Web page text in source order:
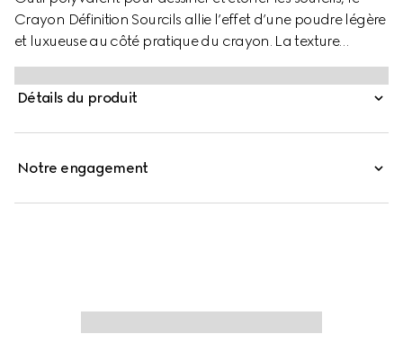
Crayon Définition Sourcils allie l’effet d’une poudre légère
et luxueuse au côté pratique du crayon. La texture
innovante offre une couleur mate et longue tenue avec
un fini sur mesure dont l’intensité varie au fil des passages.
Vous pouvez ainsi étoffer et dessiner vos sourcils avec une
crayon a une extrémité brosse pour discipliner les sourcils
Détails du produit
Notre engagement